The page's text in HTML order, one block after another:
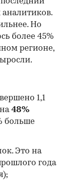
Но
более 45%
регионе,
1,1
48%
больше
Это на
года